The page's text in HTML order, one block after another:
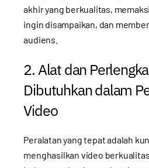
akhir yang berkualitas,
ingin disampaikan, dan
audiens.
2. Alat dan
Dibutuhkan dalam
Video
Peralatan yang tepat adalah
menghasilkan video